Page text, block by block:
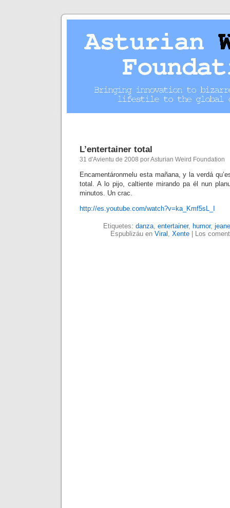
L’entertainer total
31 d'Avientu de 2008 por Asturian Weird Foundation
Encamentáronmelu esta mañana, y la verdá
total. A lo pijo, caltiente mirando pa él nun
minutos. Un crac.
http://es.youtube.com/watch?v=ka_Kmf5sL_I
Etiquetes: danza, entertainer, humor,
Espublizáu en Viral , Xente Los